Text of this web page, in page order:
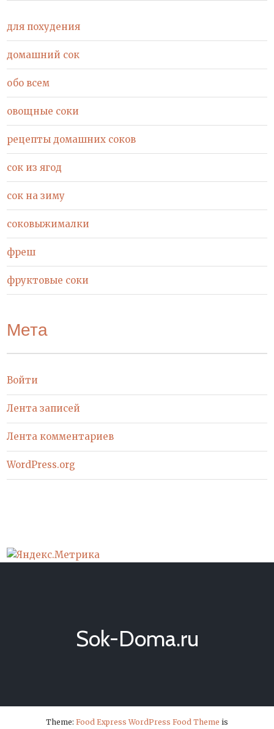
для похудения
домашний сок
обо всем
овощные соки
рецепты домашних соков
сок из ягод
сок на зиму
соковыжималки
фреш
фруктовые соки
Мета
Войти
Лента записей
Лента комментариев
WordPress.org
Sok-Doma.ru
Theme: Food Express WordPress Food Theme is